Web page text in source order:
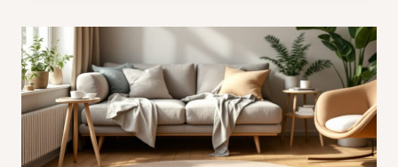
LES
DE
NOËL
QUI
FONT
LA
DIFFÉRENCE